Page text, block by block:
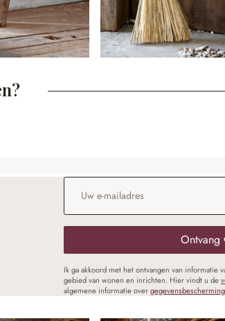
E-mailadres
Ontvang
Ik ga akkoord met het ontvangen van informatie
gebied van wonen en inrichten. Hier vindt u de
algemene informatie overgegevensbescherming